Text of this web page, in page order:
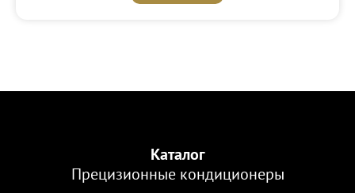
Каталог
Прецизионные кондиционеры